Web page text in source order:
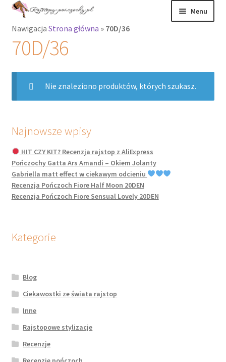
Przejdź
nawigacji
Przejdź
treści
Menu
Rajstopy
Rozwiń
menu
potomne
Rajstopy Orirose
Pończochy i
zakolanówki
Podkolanówki i
skarpetki
Wszystkie
produkty
Nawigacja Strona główna » 70D/36
70D/36
Nie znaleziono produktów, których szukasz.
Najnowsze wpisy
HIT CZY KIT? Recenzja rajstop z AliExpress
Pończochy Gatta Ars Amandi – Okiem Jolanty
Gabriella matt effect w ciekawym odcieniu
Recenzja Pończoch Fiore Half Moon 20DEN
Recenzja Pończoch Fiore Sensual Lovely 20DEN
Kategorie
Blog
Ciekawostki ze świata rajstop
Inne
Rajstopowe stylizacje
Recenzje